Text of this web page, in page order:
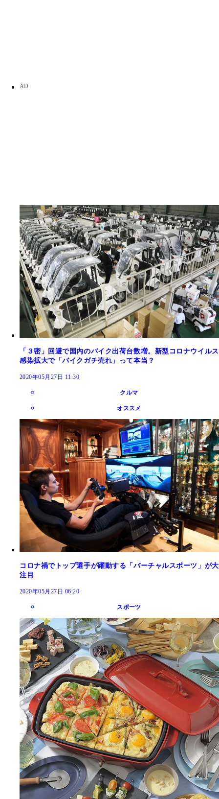
「３密」回避で国内のバイク出荷台数増。新型コロナウイルス
感染拡大で「バイクガチ売れ」って本当？
2020年05月27日 11:30
クルマ
オススメ
コロナ禍でトップ選手が躍動する「バーチャルスポーツ」が大
注目
2020年05月27日 06:20
スポーツ